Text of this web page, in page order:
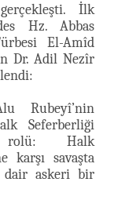
İlk
Hz. Abbas
El-Amîd
Dr. Adil Nezîr
Rubeyî’nin
Seferberliği
rolü: Halk
karşı savaşta
askeri bir